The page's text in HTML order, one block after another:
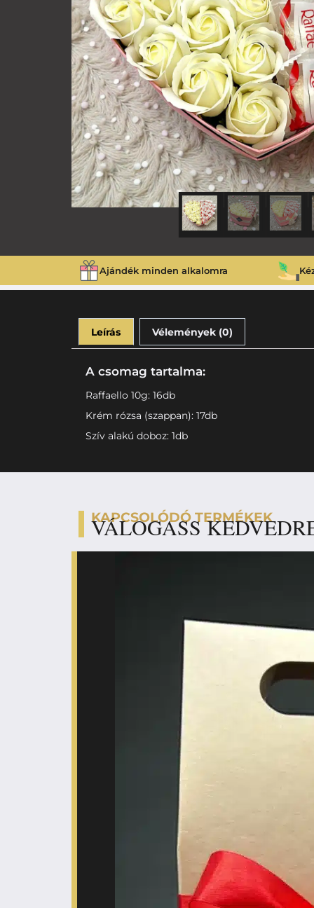
Ajándék minden alkalomra
Leírás Vélemények (0)
A csomag tartalma:
Raffaello 10g: 16db
Krém rózsa (szappan): 17db
Szív alakú doboz: 1db
KAPCSOLÓDÓ TERMÉKEK
VÁLOGASS